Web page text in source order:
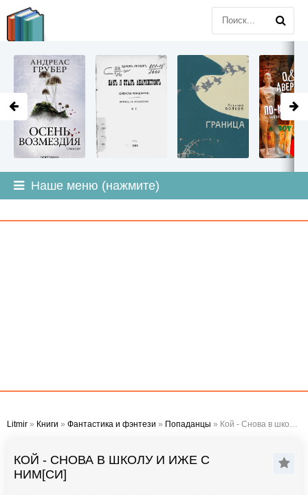
Наше меню (нажмите)
Litmir » Книги » Фантастика и фэнтези » Попаданцы » Кой - Снова в школу и иже с ним[СИ]
КОЙ - СНОВА В ШКОЛУ И ИЖЕ С
НИМ[СИ]
LITMIR.ORG